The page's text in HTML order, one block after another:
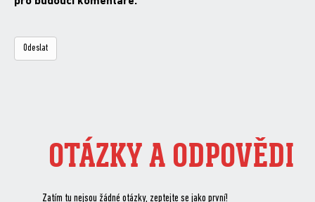
OTÁZKY A ODPOVĚDI
Zatím tu nejsou žádné otázky, zeptejte se jako první!